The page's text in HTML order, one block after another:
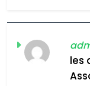
les